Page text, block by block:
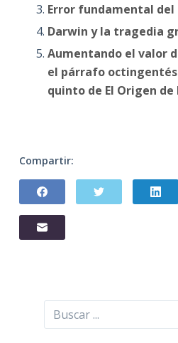
Error fundamental
Darwin y la tragedia
Aumentando el valor
el párrafo
quinto de El Origen de
Compartir:
Buscar